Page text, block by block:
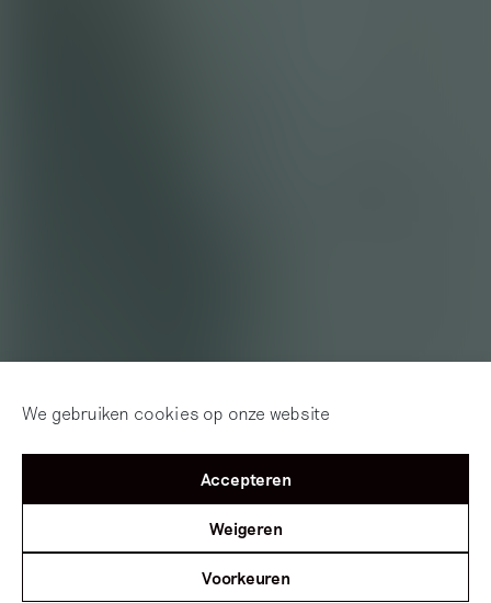
We gebruiken cookies op onze website
Accepteren
Weigeren
Voorkeuren